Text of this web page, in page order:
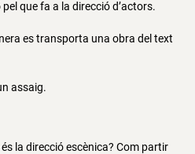
que fa a la direcció d’actors.
es transporta una obra del text
assaig.
la direcció escènica? Com partir